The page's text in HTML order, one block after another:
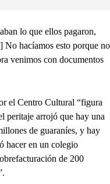
lo que ellos pagaron,
No hacíamos esto porque no
venimos con documentos
el Centro Cultural “figura
peritaje arrojó que hay una
de guaraníes, y hay
hacer en un colegio
de 200